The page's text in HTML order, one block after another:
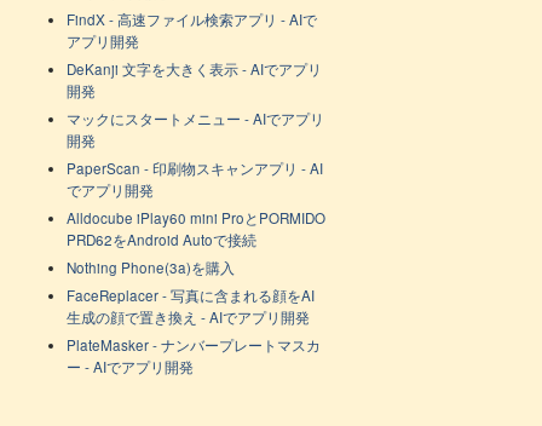
FindX - 高速ファイル検索アプリ - AIで
アプリ開発
DeKanji 文字を大きく表示 - AIでアプリ
開発
マックにスタートメニュー - AIでアプリ
開発
PaperScan - 印刷物スキャンアプリ - AI
でアプリ開発
Alldocube iPlay60 mini ProとPORMIDO
PRD62をAndroid Autoで接続
Nothing Phone(3a)を購入
FaceReplacer - 写真に含まれる顔をAI
生成の顔で置き換え - AIでアプリ開発
PlateMasker - ナンバープレートマスカ
ー - AIでアプリ開発